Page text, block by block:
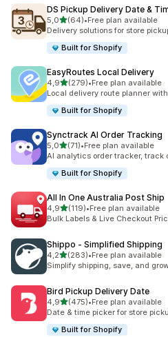
DS Pickup Delivery Date &
5,05 yıldız üzerinden
(64)
toplam 64 değerlendirme
•Free plan available
Delivery solutions for store
Built for Shopify
EasyRoutes Local Delivery
4,95 yıldız üzerinden
(279)
toplam 279 değerlendirme
•Free plan available
Local delivery route planner
Built for Shopify
Synctrack AI Order Tracking
5,05 yıldız üzerinden
(71)
toplam 71 değerlendirme
•Free plan available
AI analytics order tracker, track
Built for Shopify
All In One Australia Post Ship
4,95 yıldız üzerinden
(119)
toplam 119 değerlendirme
•Free plan available
Bulk Labels & Live Checkout
Shippo ‑ Simplified Shipping
4,25 yıldız üzerinden
(283)
toplam 283 değerlendirme
•Free plan available
Simplify shipping, save, and
Bird Pickup Delivery Date
4,95 yıldız üzerinden
(475)
toplam 475 değerlendirme
•Free plan available
Date & time picker for store
Built for Shopify